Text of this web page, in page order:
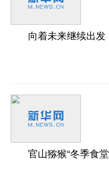
向着未来继续出发
官山猕猴“冬季食堂